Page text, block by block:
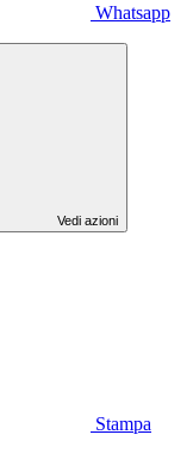
Whatsapp
Vedi azioni
Stampa